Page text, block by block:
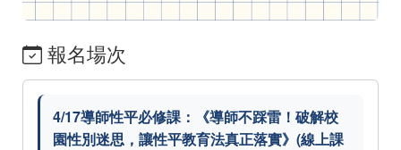
報名場次
4/17導師性平必修課：《導師不踩雷！破解校
園性別迷思，讓性平教育法真正落實》(線上課